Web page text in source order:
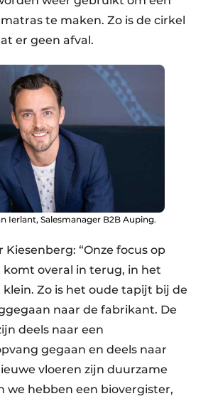
te maken. Zo is de cirkel
er geen afval.
Ierlant, Salesmanager B2B Auping.
Kiesenberg: “Onze focus op
overal in terug, in het
Zo is het oude tapijt bij de
naar de fabrikant. De
deels naar een
gegaan en deels naar
vloeren zijn duurzame
we hebben een biovergister,